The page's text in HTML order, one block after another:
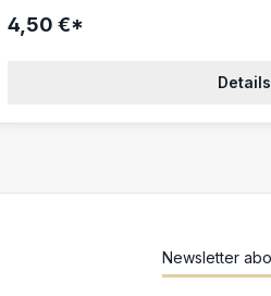
4,50 €*
Details
Newsletter